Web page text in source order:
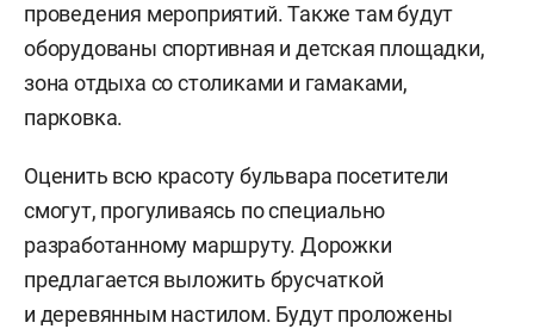
проведения мероприятий. Также там будут
оборудованы спортивная и детская площадки,
зона отдыха со столиками и гамаками,
парковка.
Оценить всю красоту бульвара посетители
смогут, прогуливаясь по специально
разработанному маршруту. Дорожки
предлагается выложить брусчаткой
и деревянным настилом. Будут проложены